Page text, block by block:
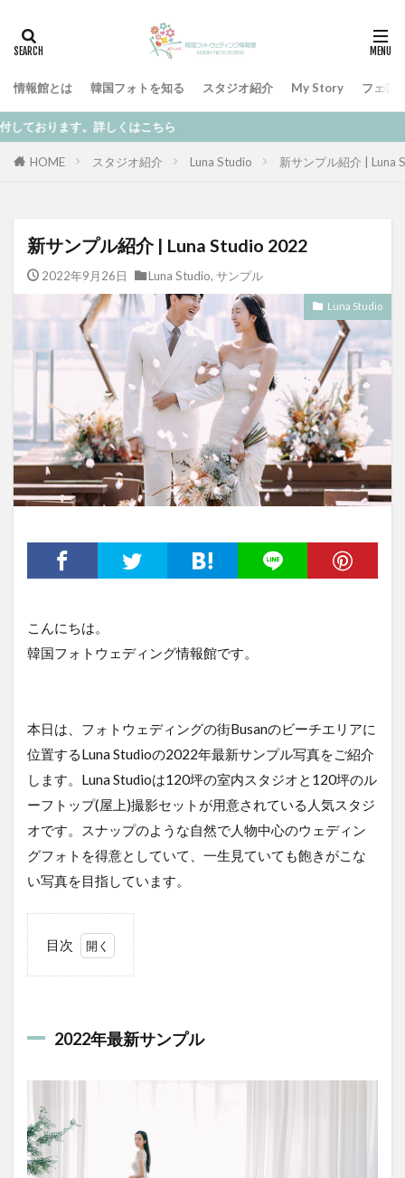
情報館とは 韓国フォトを知る スタジオ紹介 My Story フェア
HOME スタジオ紹介 Luna Studio 新サンプル紹介 | Luna
新サンプル紹介 | Luna Studio 2022
2022年9月26日 Luna Studio, サンプル
Luna Studio
こんにちは。
韓国フォトウェディング情報館です。
本日は、フォトウェディングの街Busanのビーチエリアに
位置するLuna Studioの2022年最新サンプル写真をご紹介
します。Luna Studioは120坪の室内スタジオと120坪のル
ーフトップ(屋上)撮影セットが用意されている人気スタジ
オです。スナップのような自然で人物中心のウェディン
グフォトを得意としていて、一生見ていても飽きがこな
い写真を目指しています。
目次
ンプ2022年最新サンプル